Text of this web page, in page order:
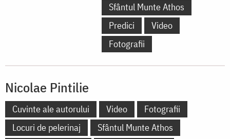
Sfântul Munte Athos
Predici
Video
Fotografii
Nicolae Pintilie
Cuvinte ale autorului Video
Fotografii
Locuri de pelerinaj
Sfântul Munte Athos